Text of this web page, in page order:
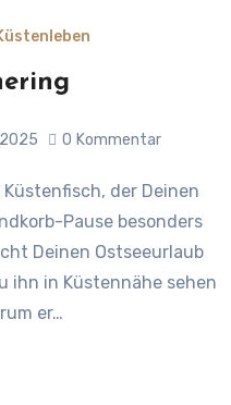
0 Kommentar
Pause besonders
Deinen Ostseeurlaub
ihn in Küstennähe sehen
er…